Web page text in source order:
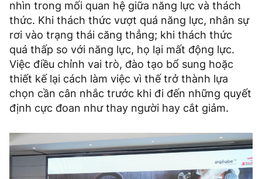
nhìn trong mối quan hệ giữa năng lực và thách
thức. Khi thách thức vượt quá năng lực, nhân sự
rơi vào trạng thái căng thẳng; khi thách thức
quá thấp so với năng lực, họ lại mất động lực.
Việc điều chỉnh vai trò, đào tạo bổ sung hoặc
thiết kế lại cách làm việc vì thế trở thành lựa
chọn cần cân nhắc trước khi đi đến những quyết
định cực đoan như thay người hay cắt giảm.